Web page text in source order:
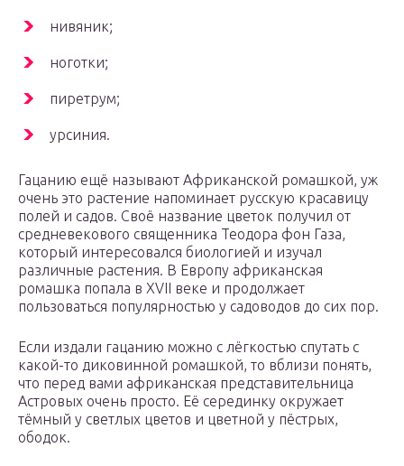
нивяник;
ноготки;
пиретрум;
урсиния.
Гацанию ещё называют Африканской ромашкой, уж
очень это растение напоминает русскую красавицу
полей и садов. Своё название цветок получил от
средневекового священника Теодора фон Газа,
который интересовался биологией и изучал
различные растения. В Европу африканская
ромашка попала в ХVII веке и продолжает
пользоваться популярностью у садоводов до сих пор.
Если издали гацанию можно с лёгкостью спутать с
какой-то диковинной ромашкой, то вблизи понять,
что перед вами африканская представительница
Астровых очень просто. Её серединку окружает
тёмный у светлых цветов и цветной у пёстрых,
ободок.